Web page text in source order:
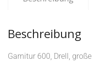
Beschreibung
Garnitur 600, Drell,